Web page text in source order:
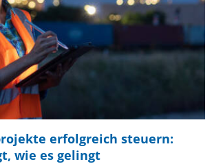
erfolgreich steuern:
wie es gelingt